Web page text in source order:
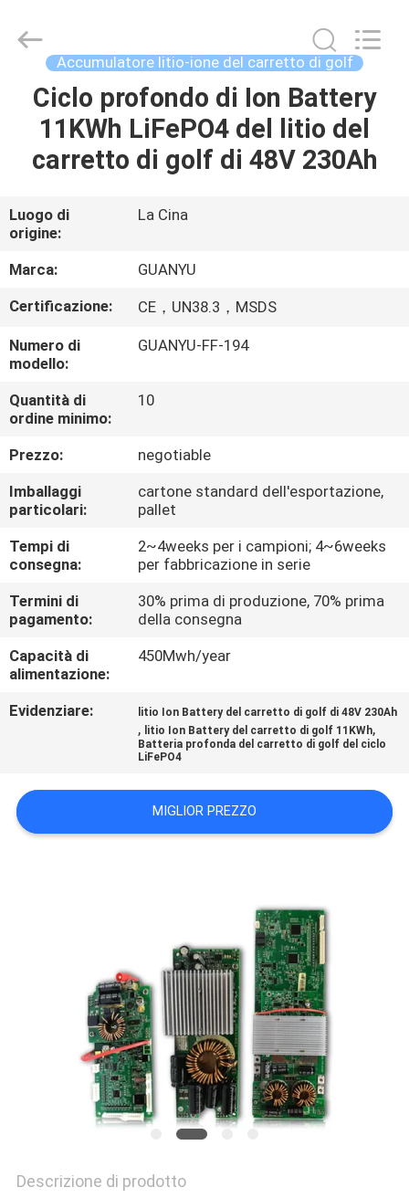
CASA
PRODOTTI
CIRCA
NOI
GIRO
DELLA
FABBRICA
CONTROLLO
DI
QUALITÀ
CONTATTICI
RICHIEDA
UNA
CITAZIONE
MAPPA
SITO
PRIVACY
technology
Reserved.
Developed
Accumulatore litio-ione del carretto di golf
Ciclo profondo di Ion Battery
11KWh LiFePO4 del litio del
carretto di golf di 48V 230Ah
Luogo di
origine:
La Cina
Marca:
GUANYU
Certificazione:
CE，UN38.3，MSDS
Numero di
modello:
GUANYU-FF-194
Quantità di
ordine minimo:
10
Prezzo:
negotiable
Imballaggi
particolari:
cartone standard dell'esportazione,
pallet
Tempi di
consegna:
2~4weeks per i campioni; 4~6weeks
per fabbricazione in serie
Termini di
pagamento:
30% prima di produzione, 70% prima
della consegna
Capacità di
alimentazione:
450Mwh/year
Evidenziare: litio Ion Battery del carretto di golf di 48V 230Ah
, litio Ion Battery del carretto di golf 11KWh,
Batteria profonda del carretto di golf del ciclo
LiFePO4
MIGLIOR PREZZO
Descrizione di prodotto